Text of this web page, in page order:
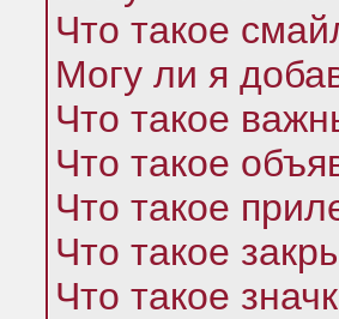
Что такое
Могу ли я
Что такое
Что такое
Что такое
Что такое
Что такое